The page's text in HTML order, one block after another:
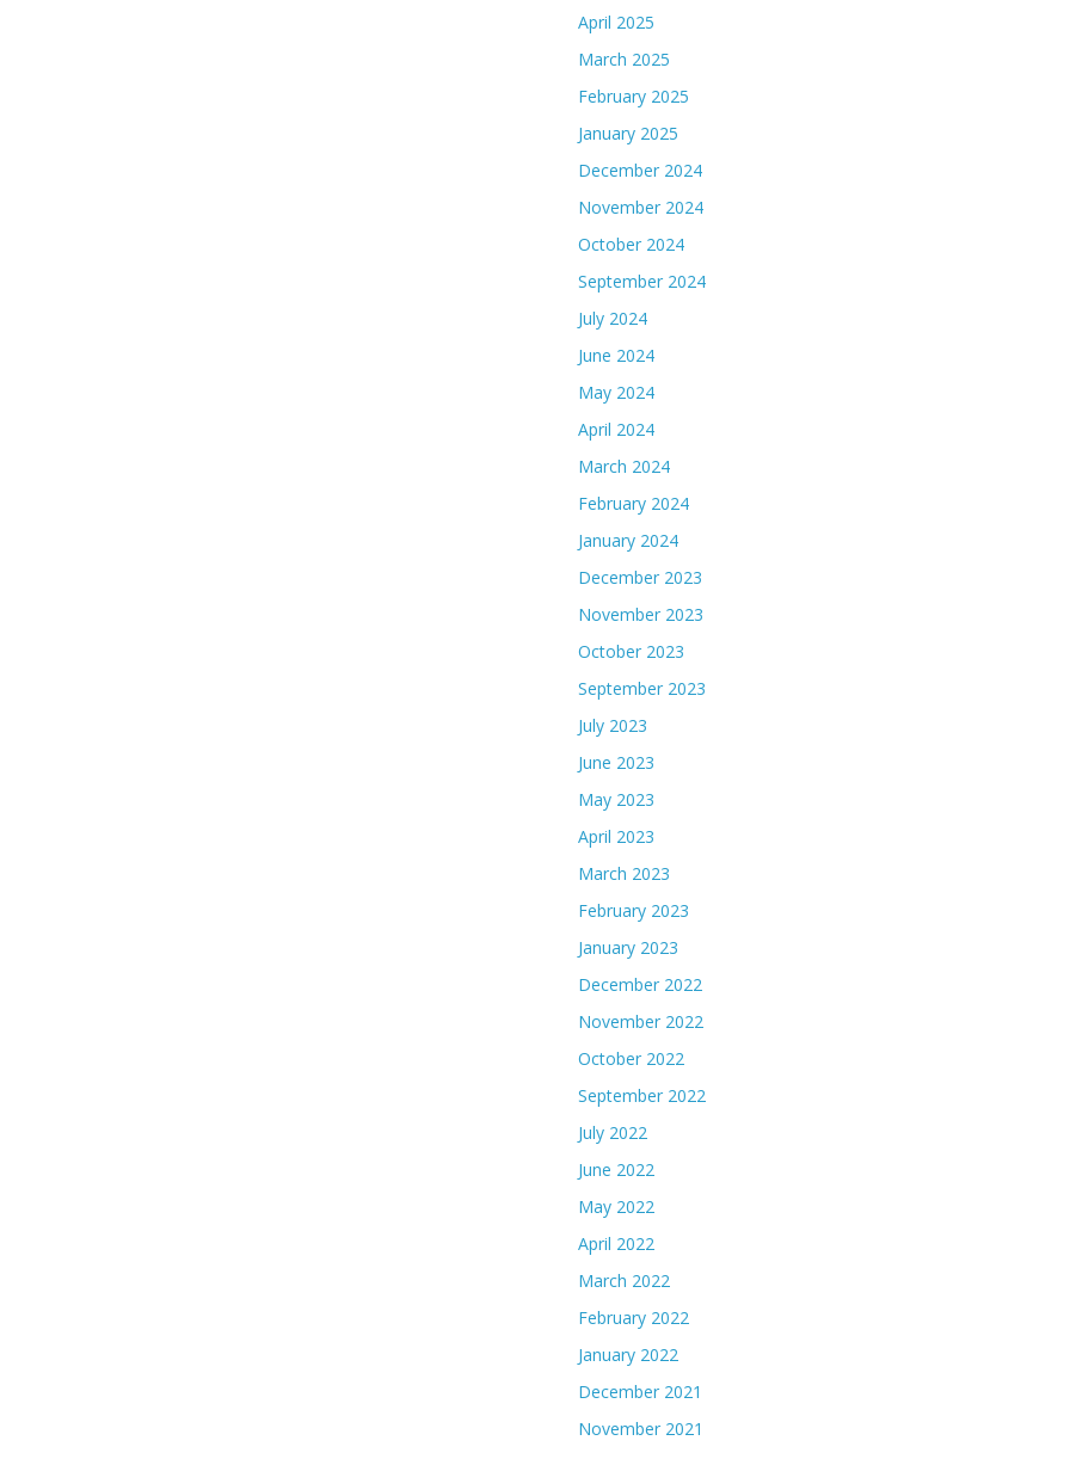
April 2025
March 2025
February 2025
January 2025
December 2024
November 2024
October 2024
September 2024
July 2024
June 2024
May 2024
April 2024
March 2024
February 2024
January 2024
December 2023
November 2023
October 2023
September 2023
July 2023
June 2023
May 2023
April 2023
March 2023
February 2023
January 2023
December 2022
November 2022
October 2022
September 2022
July 2022
June 2022
May 2022
April 2022
March 2022
February 2022
January 2022
December 2021
November 2021